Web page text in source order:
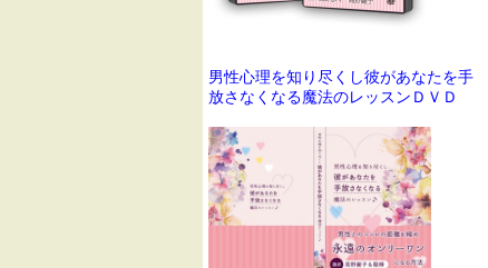
男性心理を知り尽くし彼があなたを手
放さなくなる魔法のレッスンＤＶＤ